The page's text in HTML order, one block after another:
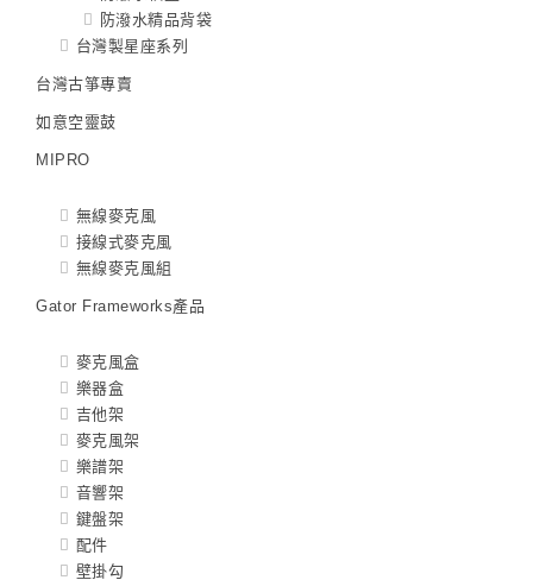
防潑水精品背袋
台灣製星座系列
台灣古箏專賣
如意空靈鼓
MIPRO
無線麥克風
接線式麥克風
無線麥克風組
Gator Frameworks產品
麥克風盒
樂器盒
吉他架
麥克風架
樂譜架
音響架
鍵盤架
配件
壁掛勾